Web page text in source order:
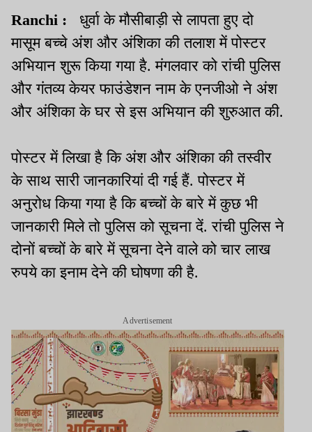
Ranchi : धुर्वा के मौसीबाड़ी से लापता हुए दो
मासूम बच्चे अंश और अंशिका की तलाश में पोस्टर
अभियान शुरू किया गया है. मंगलवार को रांची पुलिस
और गंतव्य केयर फाउंडेशन नाम के एनजीओ ने अंश
और अंशिका के घर से इस अभियान की शुरुआत की.
पोस्टर में लिखा है कि अंश और अंशिका की तस्वीर
के साथ सारी जानकारियां दी गई हैं. पोस्टर में
अनुरोध किया गया है कि बच्चों के बारे में कुछ भी
जानकारी मिले तो पुलिस को सूचना दें. रांची पुलिस ने
दोनों बच्चों के बारे में सूचना देने वाले को चार लाख
रुपये का इनाम देने की घोषणा की है.
Advertisement